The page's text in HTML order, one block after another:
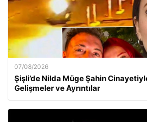
07/08/2026
Şişli’de Nilda Müge Şahin
Gelişmeler ve Ayrıntılar